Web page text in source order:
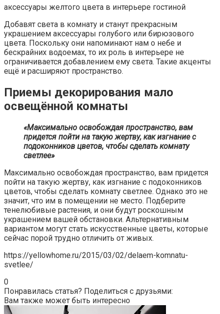
аксессуары желтого цвета в интерьере гостиной
Добавят света в комнату и станут прекрасным
украшением аксессуары голубого или бирюзового
цвета. Поскольку они напоминают нам о небе и
бескрайних водоемах, то их роль в интерьере не
ограничивается добавлением ему света. Такие акценты
ещё и расширяют пространство.
Приемы декорирования мало
освещённой комнаты
«Максимально освобождая пространство, вам
придется пойти на такую жертву, как изгнание с
подоконников цветов, чтобы сделать комнату
светлее»
Максимально освобождая пространство, вам придется
пойти на такую жертву, как изгнание с подоконников
цветов, чтобы сделать комнату светлее. Однако это не
значит, что им в помещении не место. Подберите
тенелюбивые растения, и они будут роскошным
украшением вашей обстановки. Альтернативным
вариантом могут стать искусственные цветы, которые
сейчас порой трудно отличить от живых.
https://yellowhome.ru/2015/03/02/delaem-komnatu-
svetlee/
0
Понравилась статья? Поделиться с друзьями:
Вам также может быть интересно